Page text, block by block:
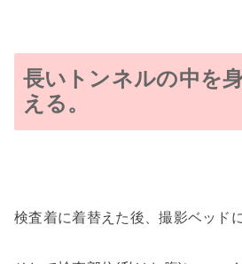
長いトンネルの中を
える。
検査着に着替えた後、撮影ベッド